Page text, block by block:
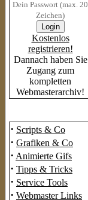
Dein Passwort (max. 20
Zeichen)
Kostenlos
registrieren!
Dannach haben Sie
Zugang zum
kompletten
Webmasterarchiv!
· Scripts & Co
· Grafiken & Co
· Animierte Gifs
· Tipps & Tricks
· Service Tools
· Webmaster Links